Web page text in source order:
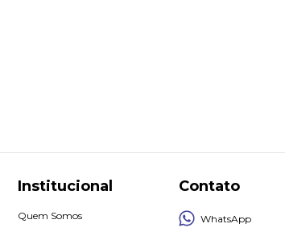
Institucional
Quem Somos
Contato
WhatsApp